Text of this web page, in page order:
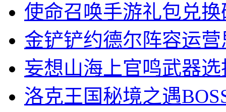
使命召唤手游礼包兑
金铲铲约德尔阵容运营
妄想山海上官鸣武器
洛克王国秘境之遇